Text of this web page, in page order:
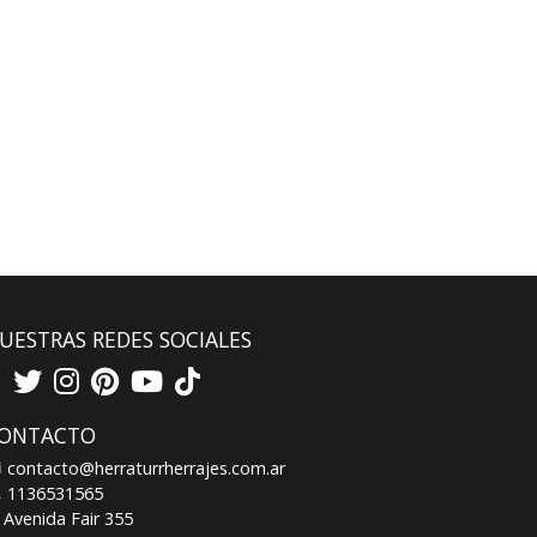
REDES SOCIALES
contacto@herraturrherrajes.com.ar
1136531565
Avenida Fair 355